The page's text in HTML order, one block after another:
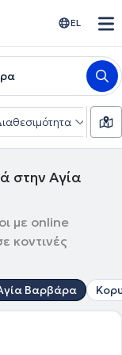
EL
στην Αγία
με online
κοντινές
Βαρβάρα